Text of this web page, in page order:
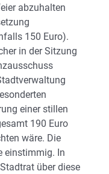
abzuhalten
150 Euro).
in der Sitzung
einer stillen
190 Euro
wäre. Die
einstimmig. In
über diese